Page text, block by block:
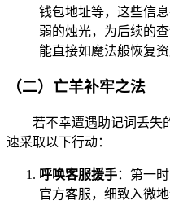
钱包地址等，这些信
弱的烛光，为后续的
能直接如魔法般恢复
（二）亡羊补牢之法
若不幸遭遇助记词丢失
速采取以下行动：
呼唤客服援手：第一
官方客服，细致入微